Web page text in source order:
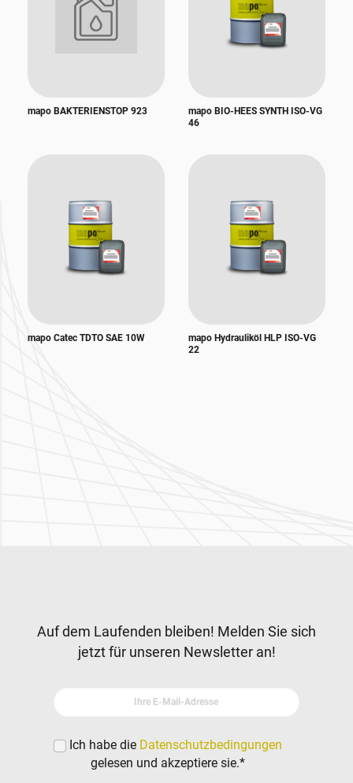
mapo BAKTERIENSTOP 923
mapo BIO-HEES SYNTH ISO-VG
46
mapo Catec TDTO SAE 10W
mapo Hydrauliköl HLP ISO-VG
22
Newsletter
Auf dem Laufenden bleiben! Melden Sie sich
jetzt für unseren Newsletter an!
Ihre E-Mail-Adresse
Ich habe die Datenschutzbedingungen
gelesen und akzeptiere sie.*